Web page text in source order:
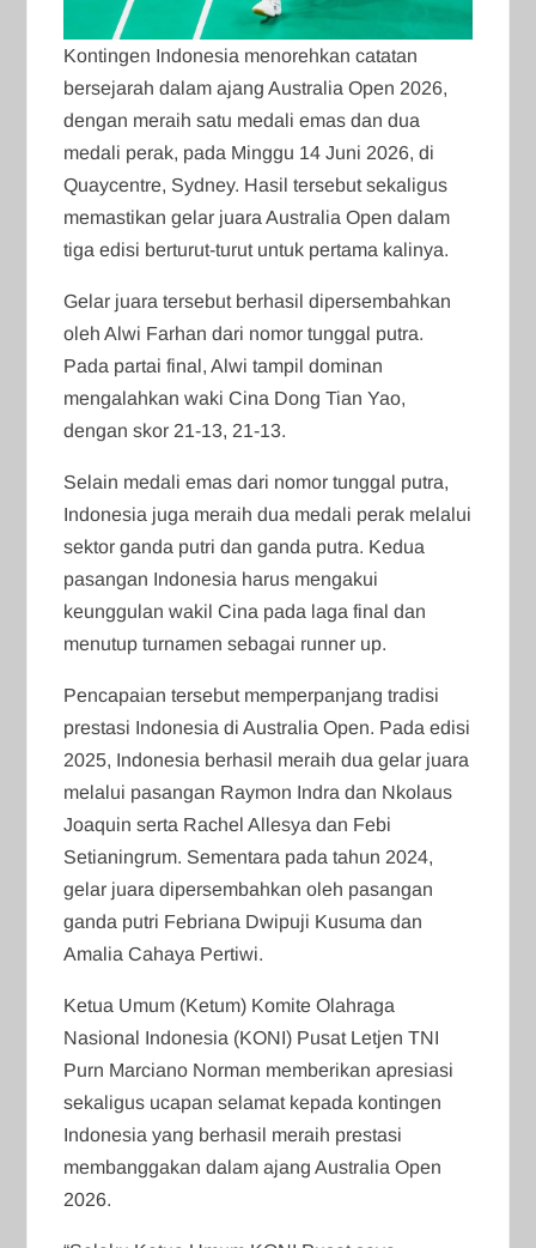
Kontingen Indonesia menorehkan catatan
bersejarah dalam ajang Australia Open 2026,
dengan meraih satu medali emas dan dua
medali perak, pada Minggu 14 Juni 2026, di
Quaycentre, Sydney. Hasil tersebut sekaligus
memastikan gelar juara Australia Open dalam
tiga edisi berturut-turut untuk pertama kalinya.
Gelar juara tersebut berhasil dipersembahkan
oleh Alwi Farhan dari nomor tunggal putra.
Pada partai final, Alwi tampil dominan
mengalahkan waki Cina Dong Tian Yao,
dengan skor 21-13, 21-13.
Selain medali emas dari nomor tunggal putra,
Indonesia juga meraih dua medali perak melalui
sektor ganda putri dan ganda putra. Kedua
pasangan Indonesia harus mengakui
keunggulan wakil Cina pada laga final dan
menutup turnamen sebagai runner up.
Pencapaian tersebut memperpanjang tradisi
prestasi Indonesia di Australia Open. Pada edisi
2025, Indonesia berhasil meraih dua gelar juara
melalui pasangan Raymon Indra dan Nkolaus
Joaquin serta Rachel Allesya dan Febi
Setianingrum. Sementara pada tahun 2024,
gelar juara dipersembahkan oleh pasangan
ganda putri Febriana Dwipuji Kusuma dan
Amalia Cahaya Pertiwi.
Ketua Umum (Ketum) Komite Olahraga
Nasional Indonesia (KONI) Pusat Letjen TNI
Purn Marciano Norman memberikan apresiasi
sekaligus ucapan selamat kepada kontingen
Indonesia yang berhasil meraih prestasi
membanggakan dalam ajang Australia Open
2026.